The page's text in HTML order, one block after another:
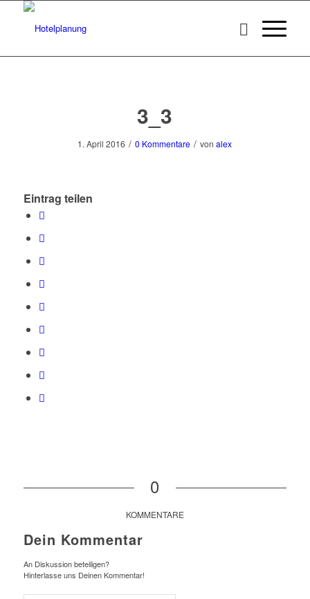
3_3
1. April 2016 / 0 Kommentare / vonalex
Eintrag teilen
0
KOMMENTARE
Dein Kommentar
An Diskussion beteiligen?
Hinterlasse uns Deinen Kommentar!